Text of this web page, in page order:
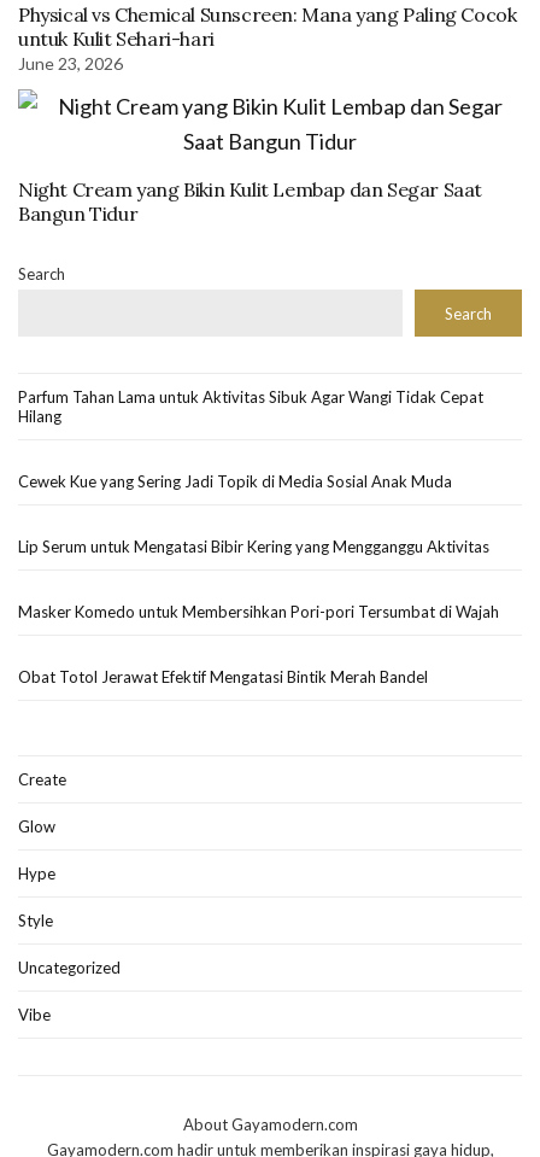
Physical vs Chemical Sunscreen: Mana yang Paling Cocok
untuk Kulit Sehari-hari
June 23, 2026
Night Cream yang Bikin Kulit Lembap dan Segar Saat
Bangun Tidur
Search
Search
Parfum Tahan Lama untuk Aktivitas Sibuk Agar Wangi Tidak Cepat
Hilang
Cewek Kue yang Sering Jadi Topik di Media Sosial Anak Muda
Lip Serum untuk Mengatasi Bibir Kering yang Mengganggu Aktivitas
Masker Komedo untuk Membersihkan Pori-pori Tersumbat di Wajah
Obat Totol Jerawat Efektif Mengatasi Bintik Merah Bandel
Create
Glow
Hype
Style
Uncategorized
Vibe
About Gayamodern.com
Gayamodern.com hadir untuk memberikan inspirasi gaya hidup,